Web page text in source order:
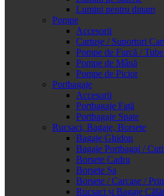
Lumini pentru dinam
Pompe
Accesorii
Cartușe / Suporturi
Pompe de Furcă /
Pompe de Mână
Pompe de Picior
Portbagaje
Accesorii
Portbagaje Față
Portbagaje Spate
Rucsaci, Bagaje, Borsete
Bagaje Ghidon
Bagaje Portbagaj /
Borsete Cadru
Borsete Șa
Borsete / Carcase /
Rucsaci și Bagaje